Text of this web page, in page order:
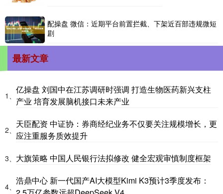
配操盘 微信：近期平台前置拦截、下架近百部违规微短
剧
最新文章
1、
亿操盘 刘国中在江苏调研时强调 打造生物医药新兴支柱
产业 培育发展脑机接口未来产业
2、
天臣配资 中证协：券商经纪业务不仅要关注规模增长，更
应注重服务质效提升
3、 大旗策略 中国人民银行法拟修改 健全宏观审慎制度框架
4、
浩鼎中心 新一代国产AI大模型Kimi K3预计3季度发布：